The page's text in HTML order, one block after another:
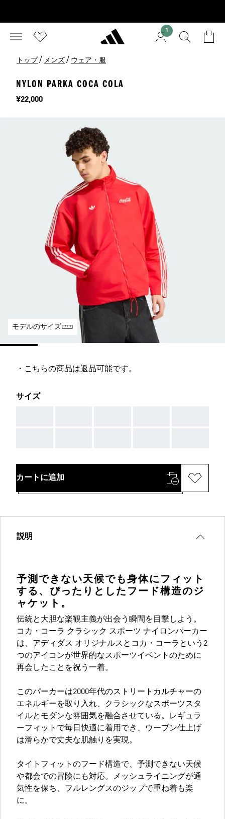
1
トップ / メンズ / ウェア・服
NYLON PARKA COCA COLA
価格
¥22,000
モデルのサイズ
・こちらの商品は返品可能です。
サイズ
カートに追加
説明
予測できない天候でも身体にフィット
する、ぴったりとしたフード構造のジ
ャケット。
伝統と大胆な楽観主義が出会う瞬間を目撃しよう。
コカ・コーラ クラシック スポーツ ナイロンパーカー
は、アディダス オリジナルスとコカ・コーラという2
つのアイコンが世界的なスポーツイベントのために
再会したことを祝う一着。
このパーカーは2000年代のストリートカルチャーの
エネルギーを取り入れ、クラシックなスポーツスタ
イルとモダンな雰囲気を融合させている。レギュラ
ーフィットで毎日快適に着用でき、ウーブン仕上げ
は滑らかで丈夫な肌触りを実現。
タイトフィットのフード構造で、予測できない天候
や都会での冒険にも対応。メッシュライニングが通
気性を保ち、フルレングスのジップで重ね着も楽
に。